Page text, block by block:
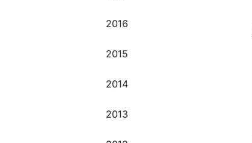
2016
2015
2014
2013